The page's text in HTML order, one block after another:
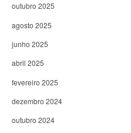
outubro 2025
agosto 2025
junho 2025
abril 2025
fevereiro 2025
dezembro 2024
outubro 2024